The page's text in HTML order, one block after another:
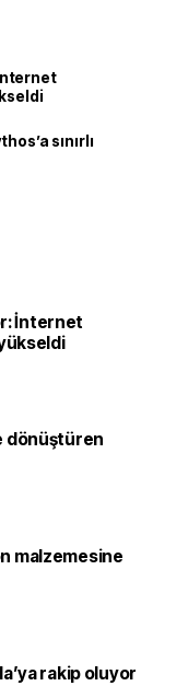
sınırlı
İnternet
dönüştüren
malzemesine
rakip oluyor